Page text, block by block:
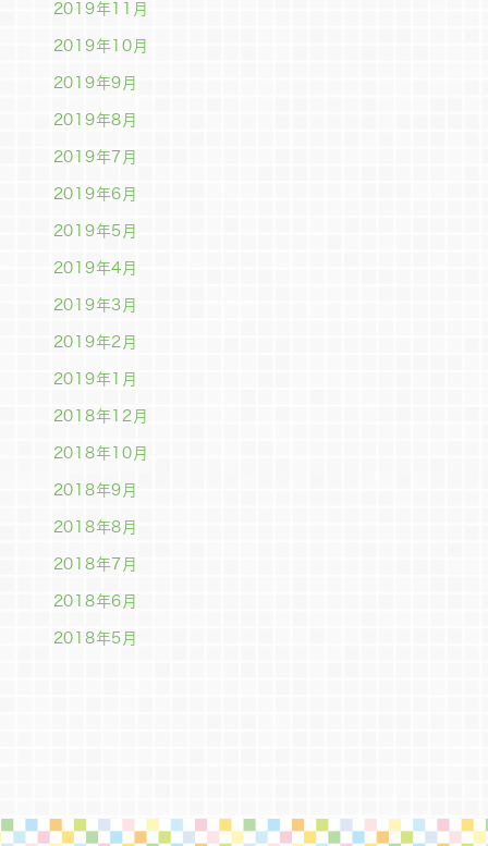
2019年11月
2019年10月
2019年9月
2019年8月
2019年7月
2019年6月
2019年5月
2019年4月
2019年3月
2019年2月
2019年1月
2018年12月
2018年10月
2018年9月
2018年8月
2018年7月
2018年6月
2018年5月